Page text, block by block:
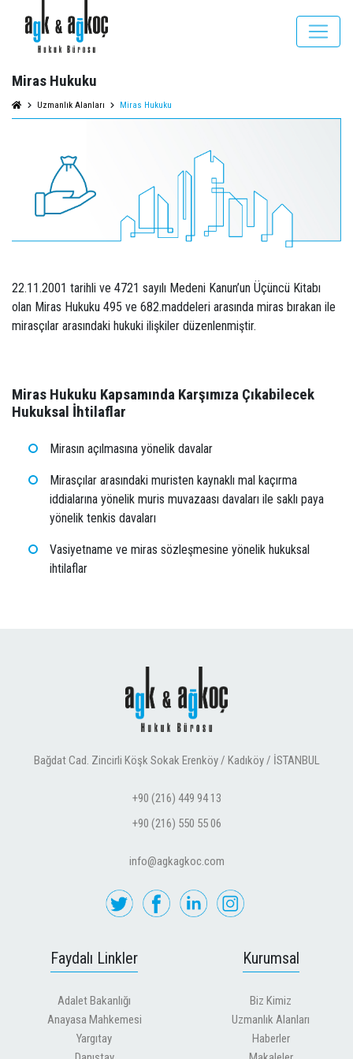
Miras Hukuku
Uzmanlık Alanları Miras Hukuku
22.11.2001 tarihli ve 4721 sayılı Medeni Kanun’un Üçüncü Kitabı
olan Miras Hukuku 495 ve 682.maddeleri arasında miras bırakan ile
mirasçılar arasındaki hukuki ilişkiler düzenlenmiştir.
Miras Hukuku Kapsamında Karşımıza Çıkabilecek
Hukuksal İhtilaflar
Mirasın açılmasına yönelik davalar
Mirasçılar arasındaki muristen kaynaklı mal kaçırma
iddialarına yönelik muris muvazaası davaları ile saklı paya
yönelik tenkis davaları
Vasiyetname ve miras sözleşmesine yönelik hukuksal
ihtilaflar
Bağdat Cad. Zincirli Köşk Sokak Erenköy / Kadıköy / İSTANBUL
+90 (216) 449 94 13
+90 (216) 550 55 06
info@agkagkoc.com
Faydalı Linkler
Adalet Bakanlığı
Anayasa Mahkemesi
Yargıtay
Kurumsal
Biz Kimiz
Uzmanlık Alanları
Haberler